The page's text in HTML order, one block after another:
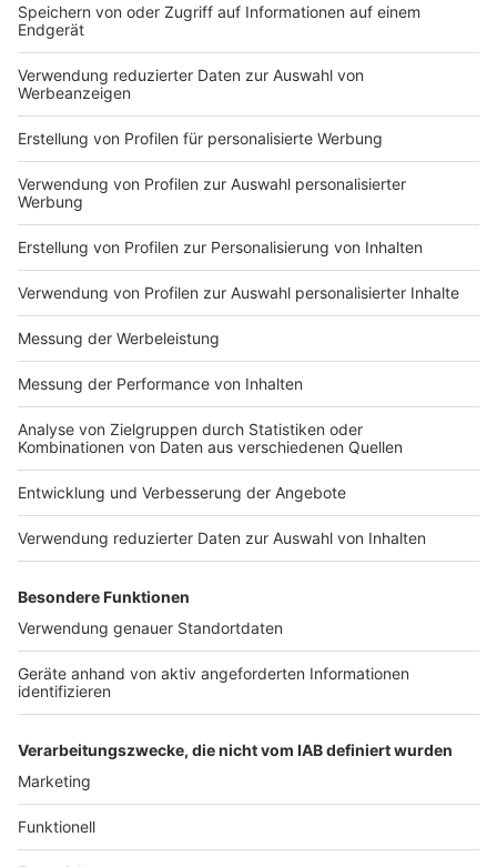
powered byUsercentrics Consent
Nelson Müller präsentiert fünf verschiedene Wege,
was man aus einem Kürbis alles machen kann, außer
einer Figur zu Halloween.
Anzeige
Das ist der Kitchen Club by Nelson Müller
Anzeige
Bei euch läuft das Radio in der Küche, bei uns die
Küche im Radio. Starkoch Nelson Müller lädt uns
exklusiv in seinen Kitchen Club ein. Ab sofort versorgt
er uns täglich mit raffinierten Rezepten zum
Nachkochen oder Nachkochen lassen. Nelson nimmt
uns mit in seine Küche und weiht uns in die
Geheimnisse eines bekannten Profikochs ein. Der
Gourmets und Gourmüsen. Für alle von euch, die
wissen, dass Kardamom ein Gewürz ist und kein
Ersatzteil fürs Auto. Das ist "Foodtainment" der
Extraklasse. Feinste Küche, die man überall genießen
oder wie Nelson es sagt: "Macht nix, wenn's
schmeckt!"
Nelson Müller live erleben? Hier gibt esInfos zu den
Anzeige